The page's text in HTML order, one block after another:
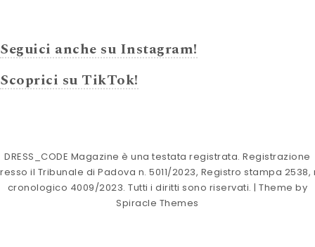
Seguici anche su Instagram!
Scoprici su TikTok!
DRESS_CODE Magazine è una testata registrata. Registrazione
il Tribunale di Padova n. 5011/2023, Registro stampa 2538,
cronologico 4009/2023. Tutti i diritti sono riservati. | Theme by
Spiracle Themes